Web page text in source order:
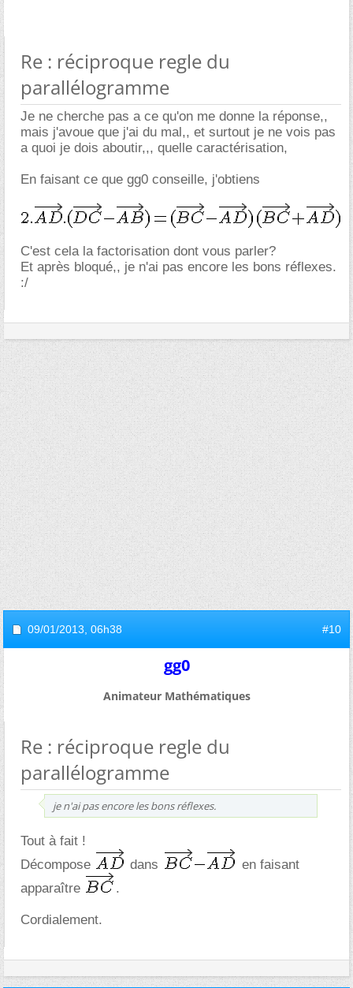
Re : réciproque regle du
parallélogramme
Je ne cherche pas a ce qu'on me donne la réponse,,
mais j'avoue que j'ai du mal,, et surtout je ne vois pas
a quoi je dois aboutir,,, quelle caractérisation,
En faisant ce que gg0 conseille, j'obtiens
C'est cela la factorisation dont vous parler?
Et après bloqué,, je n'ai pas encore les bons réflexes.
:/
09/01/2013, 06h38 #10
gg0
Animateur Mathématiques
Re : réciproque regle du
parallélogramme
je n'ai pas encore les bons réflexes.
Tout à fait !
Décompose
dans
en faisant
apparaître
.
Cordialement.